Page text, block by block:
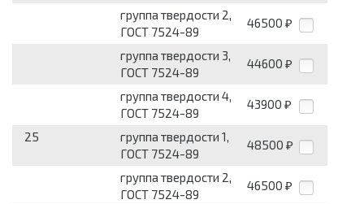
группа твердости 2,
ГОСТ 7524-89
46500 ₽
группа твердости 3,
ГОСТ 7524-89
44600 ₽
группа твердости 4,
ГОСТ 7524-89
43900 ₽
25
группа твердости 1,
ГОСТ 7524-89
48500 ₽
группа твердости 2,
ГОСТ 7524-89
46500 ₽